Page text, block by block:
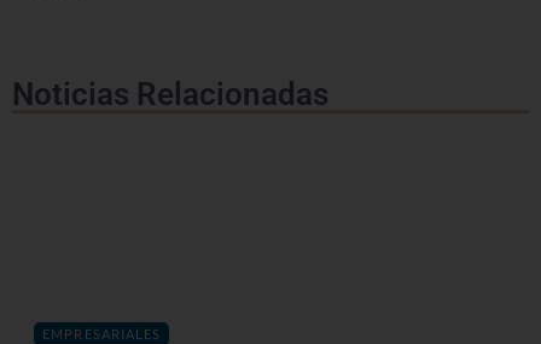
Noticias Relacionadas
EMPRESARIALES